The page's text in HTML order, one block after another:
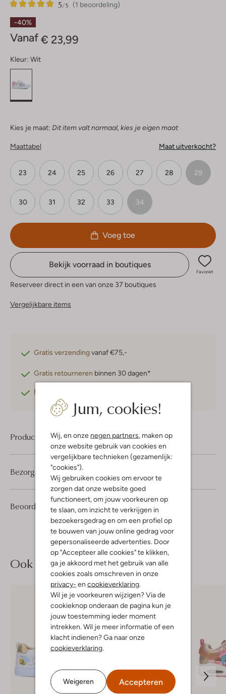
Jum, cookies!
Wij, en onze negen partners , maken op
onze website gebruik van cookies en
vergelijkbare technieken (gezamenlijk:
"cookies").
Wij gebruiken cookies om ervoor te
zorgen dat onze website goed
functioneert, om jouw voorkeuren op
te slaan, om inzicht te verkrijgen in
bezoekersgedrag en om een profiel op
te bouwen van jouw online gedrag voor
gepersonaliseerde advertenties. Door
op "Accepteer alle cookies" te klikken,
ga je akkoord met het gebruik van alle
cookies zoals omschreven in onze
privacy- en cookieverklaring
Wil je je voorkeuren wijzigen? Via de
cookieknop onderaan de pagina kun je
jouw toestemming ieder moment
intrekken. Wil je meer informatie of een
klacht indienen? Ga naar onze
cookieverklaring
Weigeren Accepteren
(1 beoordeling)
5/5
1
5
Sterren
-40%
Vanaf € 23,99
Kleur: Wit
Kies je maat: Dit item valt normaal, kies je eigen maat
Maattabel Maat uitverkocht?
23 24 25 26 27 28 29
30 31 32 33 34
Voeg toe
Bekijk voorraad in boutiques
Favoriet
Reserveer direct in een van onze 37 boutiques
Vergelijkbare items
Gratis verzendingvanaf €75,-
Gratis retourneren binnen 30 dagen*
Betaal achteraf
Product informatie
Beoordelingen (1) 5/5
1
5
Sterren
Bezorgen & retourneren
Ook iets voor jou?